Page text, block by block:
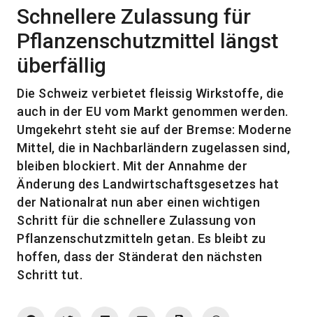
Schnellere Zulassung für
Pflanzenschutzmittel längst
überfällig
Die Schweiz verbietet fleissig Wirkstoffe, die
auch in der EU vom Markt genommen werden.
Umgekehrt steht sie auf der Bremse: Moderne
Mittel, die in Nachbarländern zugelassen sind,
bleiben blockiert. Mit der Annahme der
Änderung des Landwirtschaftsgesetzes hat
der Nationalrat nun aber einen wichtigen
Schritt für die schnellere Zulassung von
Pflanzenschutzmitteln getan. Es bleibt zu
hoffen, dass der Ständerat den nächsten
Schritt tut.